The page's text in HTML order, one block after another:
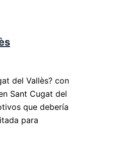
del Vallès? con
Sant Cugat del
que debería
para